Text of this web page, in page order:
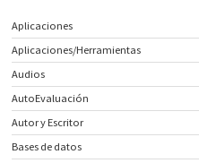
Aplicaciones
Aplicaciones/Herramientas
Audios
AutoEvaluación
Autor y Escritor
Bases de datos